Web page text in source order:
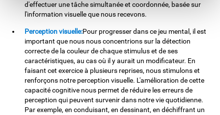
d'effectuer une tâche simultanée et coordonnée, basée sur
l'information visuelle que nous recevons.
Perception visuelle:Pour progresser dans ce jeu mental, il est
important que nous nous concentrions sur la détection
correcte de la couleur de chaque stimulus et de ses
caractéristiques, au cas où il y aurait un modificateur. En
faisant cet exercice à plusieurs reprises, nous stimulons et
renforçons notre perception visuelle. L'amélioration de cette
capacité cognitive nous permet de réduire les erreurs de
perception qui peuvent survenir dans notre vie quotidienne.
Par exemple, en conduisant, en dessinant, en déchiffrant un